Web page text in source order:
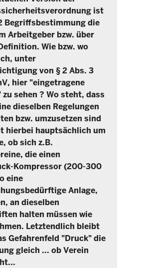
ist
Begriffsbestimmung die
Arbeitgeber bzw. über
Wie bzw. wo
unter
von § 2 Abs. 3
hier "eingetragene
zu sehen ? Wo steht, dass
dieselben Regelungen
bzw. umzusetzen sind
hierbei hauptsächlich um
ob sich z.B.
die einen
Kompressor (200-300
eine
Anlage,
an dieselben
halten müssen wie
Letztendlich bleibt
Gefahrenfeld "Druck" die
gleich ... ob Verein